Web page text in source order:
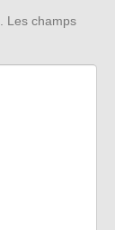
Les champs